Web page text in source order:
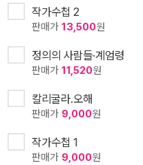
작가수첩 2
판매가 13,500원
정의의 사람들·계엄령
판매가 11,520원
칼리굴라.오해
판매가 9,000원
작가수첩 1
판매가 9,000원